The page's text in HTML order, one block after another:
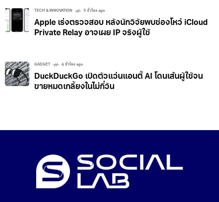
TECH & INNOVATION 5 ชั่วโมง ago
Apple เร่งตรวจสอบ หลังนักวิจัยพบช่องโหว่ iCloud
Private Relay อาจเผย IP จริงผู้ใช้
GADGET 6 ชั่วโมง ago
DuckDuckGo เปิดตัวแว่นแอนตี้ AI โดนเส้นผู้ใช้จน
ขายหมดเกลี้ยงในไม่กี่วัน